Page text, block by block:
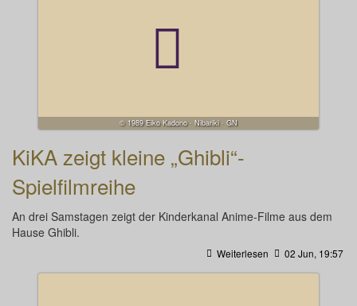
© 1989 Eiko Kadono · Nibariki · GN
KiKA zeigt kleine „Ghibli“-
Spielfilmreihe
An drei Samstagen zeigt der Kinderkanal Anime-Filme aus dem
Hause Ghibli.
Weiterlesen 02 Jun, 19:57